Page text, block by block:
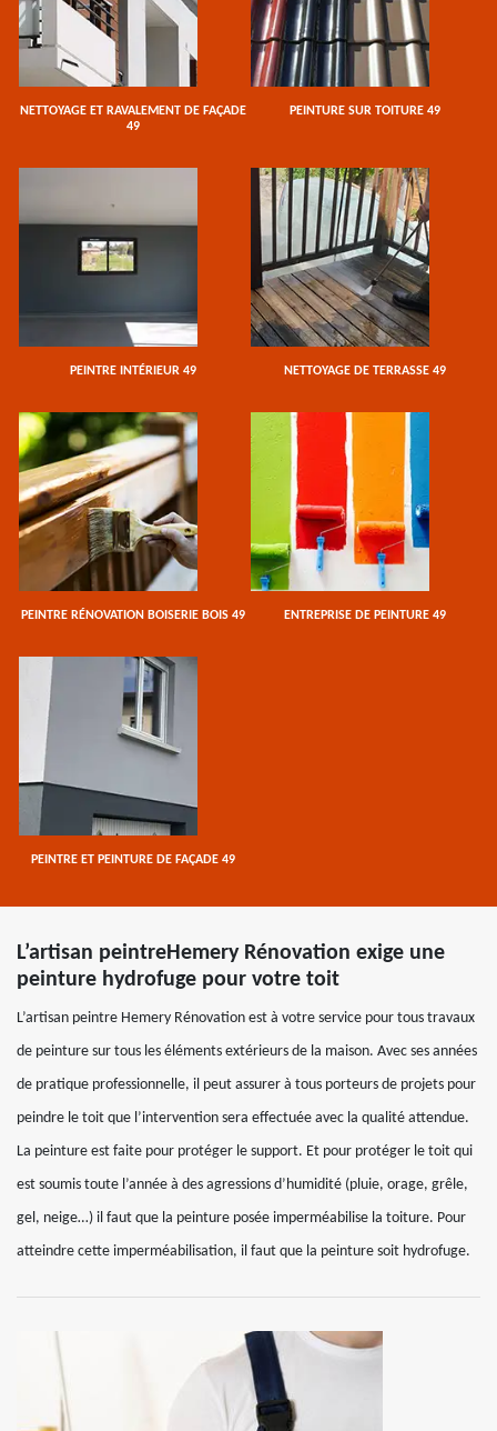
NETTOYAGE ET RAVALEMENT DE FAÇADE
49
PEINTURE SUR TOITURE 49
PEINTRE INTÉRIEUR 49 NETTOYAGE DE TERRASSE 49
PEINTRE RÉNOVATION BOISERIE BOIS 49 ENTREPRISE DE PEINTURE 49
PEINTRE ET PEINTURE DE FAÇADE 49
L’artisan peintreHemery Rénovation exige une
peinture hydrofuge pour votre toit
L’artisan peintre Hemery Rénovation est à votre service pour tous travaux
de peinture sur tous les éléments extérieurs de la maison. Avec ses années
de pratique professionnelle, il peut assurer à tous porteurs de projets pour
peindre le toit que l’intervention sera effectuée avec la qualité attendue.
La peinture est faite pour protéger le support. Et pour protéger le toit qui
est soumis toute l’année à des agressions d’humidité (pluie, orage, grêle,
gel, neige…) il faut que la peinture posée imperméabilise la toiture. Pour
atteindre cette imperméabilisation, il faut que la peinture soit hydrofuge.